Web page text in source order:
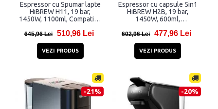
Espressor cu Spumar lapte
HiBREW H11, 19 bar,
1450W, 1100ml, Compatibil
Pad ESE, Negru/Gri
645,96 Lei 510,96 Lei
VEZI PRODUS
Espressor cu capsule 5in1
HiBREW H2B, 19 bar,
1450W, 600ml,
Compatibil cu capsule
Kcup si cafea macinata, Gri
602,96 Lei 477,96 Lei
VEZI PRODUS
-21% -20%